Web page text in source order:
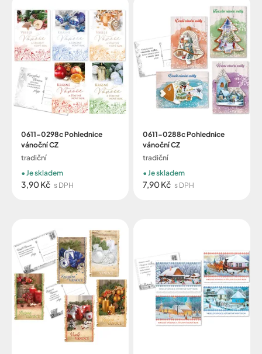
0611-0298c Pohlednice
vánoční CZ
tradiční
3,90 Kč s DPH
Je skladem
0611-0288c Pohlednice
vánoční CZ
tradiční
7,90 Kč s DPH
Je skladem